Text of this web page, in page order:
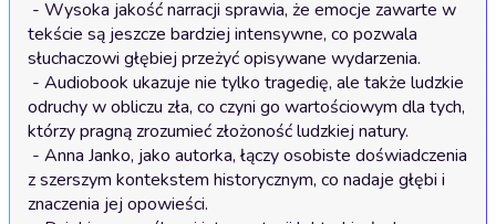
tekście są jeszcze bardziej intensywne, co pozwala
słuchaczowi głębiej przeżyć opisywane wydarzenia.
odruchy w obliczu zła, co czyni go wartościowym dla tych,
którzy pragną zrozumieć złożoność ludzkiej natury.
z szerszym kontekstem historycznym, co nadaje głębi i
znaczenia jej opowieści.